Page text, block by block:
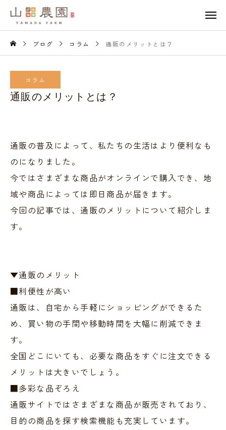
ブログ コラム 通販のメリットとは？
コラム
通販のメリットとは？
通販の普及によって、私たちの生活はより便利なも
のになりました。
今ではさまざまな商品がオンラインで購入でき、地
域や商品によっては即日商品が届きます。
今回の記事では、通販のメリットについて紹介しま
す。
▼通販のメリット
■利便性が高い
通販は、自宅から手軽にショッピングができるた
め、買い物の手間や移動時間を大幅に削減できま
す。
全国どこにいても、必要な商品をすぐに注文できる
メリットは大きいでしょう。
■多彩な品ぞろえ
通販サイトではさまざまな商品が販売されており、
目的の商品を探す検索機能も充実しています。